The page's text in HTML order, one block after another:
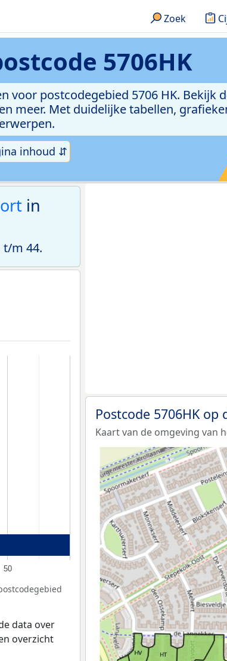
Zoek
5706HK
voor postcodegebied 5706 HK. Bekijk
meer. Met duidelijke tabellen,
inhoud ⇵
in
t/m 44.
50
data over
overzicht
Postcode 5706HK op
Kaart van de omgeving van